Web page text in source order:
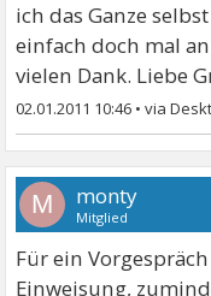
ich das Ganze
einfach doch mal
vielen Dank. Liebe
02.01.2011 10:46 •
M monty
Mitglied
Für ein
Einweisung,